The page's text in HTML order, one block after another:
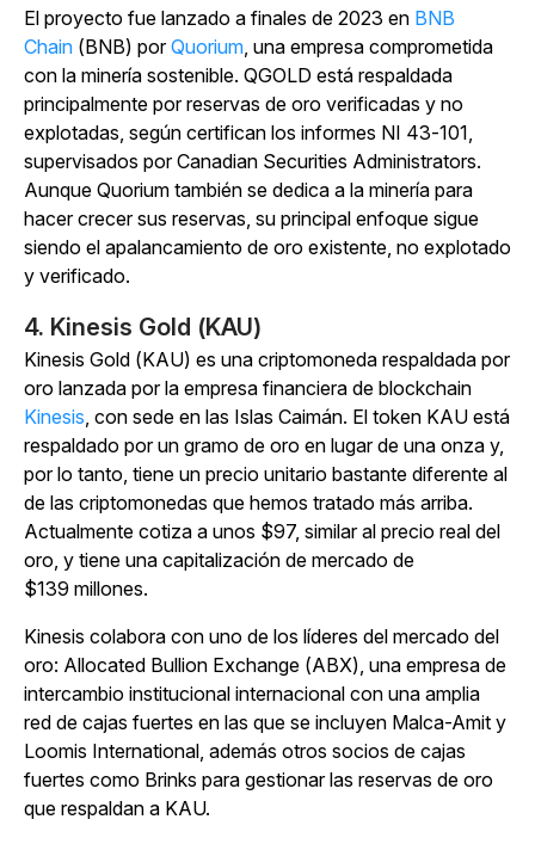
El proyecto fue lanzado a finales de 2023 en BNB
Chain (BNB) porQuorium, una empresa comprometida
con la minería sostenible. QGOLD está respaldada
principalmente por reservas de oro verificadas y no
explotadas, según certifican los informes NI 43-101,
supervisados por Canadian Securities Administrators.
Aunque Quorium también se dedica a la minería para
hacer crecer sus reservas, su principal enfoque sigue
siendo el apalancamiento de oro existente, no explotado
y verificado.
4. Kinesis Gold (KAU)
Kinesis Gold (KAU) es una criptomoneda respaldada por
oro lanzada por la empresa financiera de blockchain
Kinesis, con sede en las Islas Caimán. El token KAU está
respaldado por un gramo de oro en lugar de una onza y,
por lo tanto, tiene un precio unitario bastante diferente al
de las criptomonedas que hemos tratado más arriba.
Actualmente cotiza a unos $97, similar al precio real del
oro, y tiene una capitalización de mercado de
$139 millones.
Kinesis colabora con uno de los líderes del mercado del
oro: Allocated Bullion Exchange (ABX), una empresa de
intercambio institucional internacional con una amplia
red de cajas fuertes en las que se incluyen Malca-Amit y
Loomis International, además otros socios de cajas
fuertes como Brinks para gestionar las reservas de oro
que respaldan a KAU.